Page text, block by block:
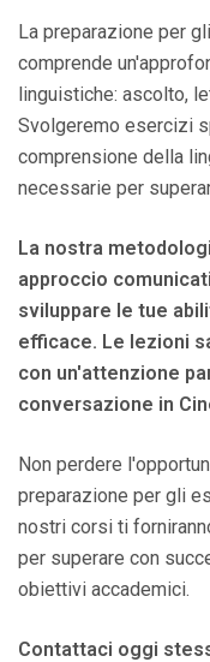
La preparazione per
comprende
linguistiche: ascolto,
Svolgeremo esercizi
comprensione della
necessarie per
La nostra
approccio
sviluppare le tue
efficace. Le lezioni
con un'attenzione
conversazione in
Non perdere
preparazione per gli
nostri corsi ti
per superare con
obiettivi accademici.
Contattaci oggi